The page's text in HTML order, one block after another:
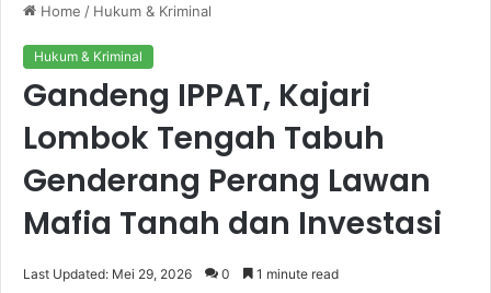
Home / Hukum & Kriminal
Hukum & Kriminal
Gandeng IPPAT, Kajari
Lombok Tengah Tabuh
Genderang Perang Lawan
Mafia Tanah dan Investasi
Last Updated: Mei 29, 2026 0 1 minute read